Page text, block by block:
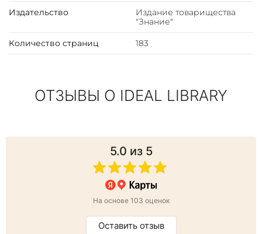
Издательство
Издание товарищества
"Знание"
Количество страниц 183
ОТЗЫВЫ О IDEAL LIBRARY
5.0 из 5
На основе 103 оценок
Оставить отзыв